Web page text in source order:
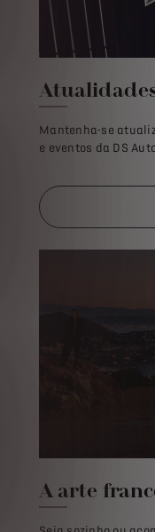
Mantenha-se
e eventos da DS
A arte